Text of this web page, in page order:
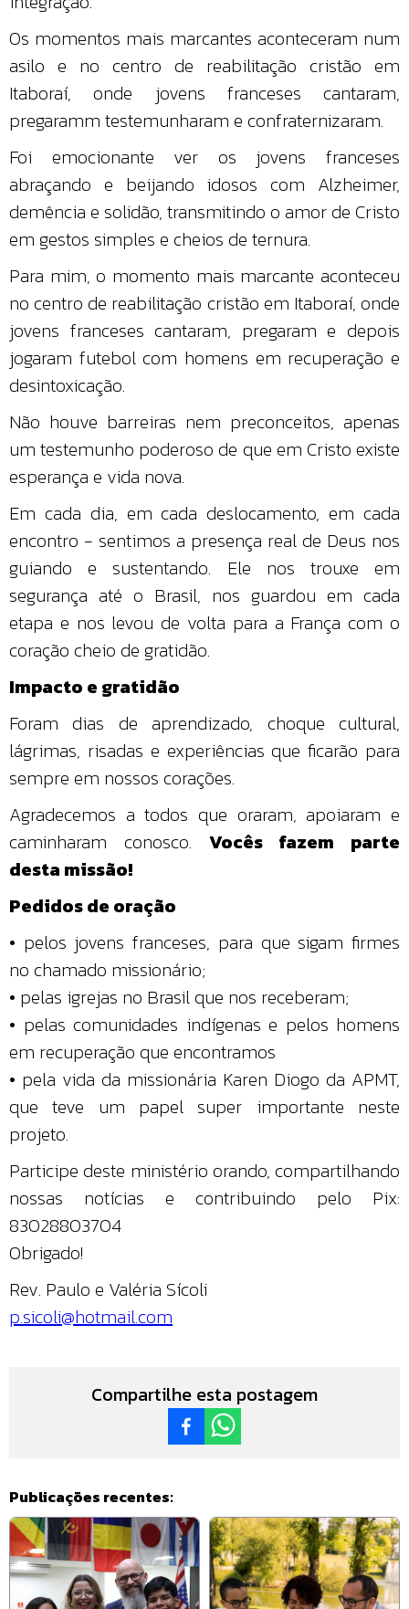
Os momentos mais marcantes aconteceram num
asilo e no centro de reabilitação cristão em
Itaboraí, onde jovens franceses cantaram,
pregaramm testemunharam e confraternizaram.
Foi emocionante ver os jovens franceses
abraçando e beijando idosos com Alzheimer,
demência e solidão, transmitindo o amor de Cristo
em gestos simples e cheios de ternura.
Para mim, o momento mais marcante aconteceu
no centro de reabilitação cristão em Itaboraí, onde
jovens franceses cantaram, pregaram e depois
jogaram futebol com homens em recuperação e
desintoxicação.
Não houve barreiras nem preconceitos, apenas
um testemunho poderoso de que em Cristo existe
esperança e vida nova.
Em cada dia, em cada deslocamento, em cada
encontro - sentimos a presença real de Deus nos
guiando e sustentando. Ele nos trouxe em
segurança até o Brasil, nos guardou em cada
etapa e nos levou de volta para a França com o
coração cheio de gratidão.
Impacto e gratidão
Foram dias de aprendizado, choque cultural,
lágrimas, risadas e experiências que ficarão para
sempre em nossos corações.
Agradecemos a todos que oraram, apoiaram e
caminharam conosco. Vocês fazem parte
desta missão!
Pedidos de oração
• pelos jovens franceses, para que sigam firmes
no chamado missionário;
• pelas igrejas no Brasil que nos receberam;
• pelas comunidades indígenas e pelos homens
em recuperação que encontramos
• pela vida da missionária Karen Diogo da APMT,
que teve um papel super importante neste
projeto.
Participe deste ministério orando, compartilhando
nossas notícias e contribuindo pelo Pix:
83028803704
Obrigado!
Rev. Paulo e Valéria Sícoli
p.sicoli@hotmail.com
Compartilhe esta postagem
Publicações recentes: